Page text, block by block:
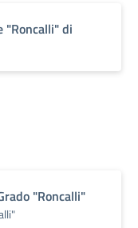
"Roncalli" di
"Roncalli"